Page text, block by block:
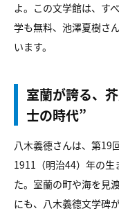
よ。この文学館は、す
学も無料、池澤夏樹さ
います。
室蘭が誇る、
士の時代”
八木義德さんは、第19
1911（明治44）年の
た。室蘭の町や海を見
にも、八木義德文学碑